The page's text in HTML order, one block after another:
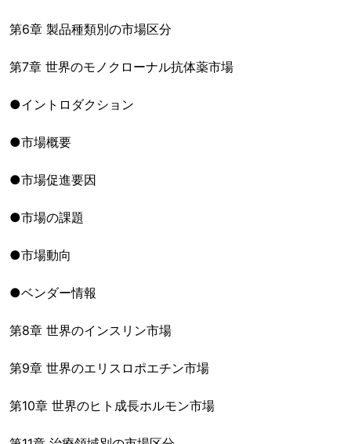
第6章 製品種類別の市場区分
第7章 世界のモノクローナル抗体薬市場
●イントロダクション
●市場概要
●市場促進要因
●市場の課題
●市場動向
●ベンダー情報
第8章 世界のインスリン市場
第9章 世界のエリスロポエチン市場
第10章 世界のヒト成長ホルモン市場